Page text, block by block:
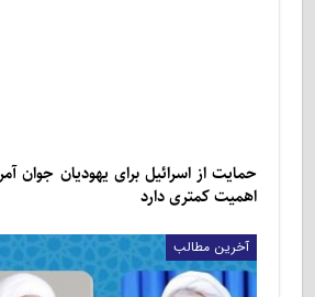
حمایت از اسرائیل برای یهودیان جوان
اهمیت کمتری دارد
آخرین مطالب